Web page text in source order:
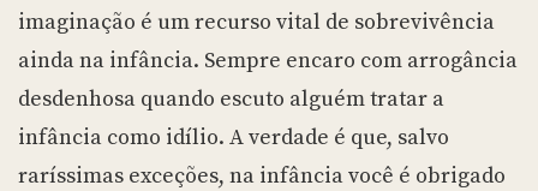
imaginação é um recurso vital de sobrevivência
ainda na infância. Sempre encaro com arrogância
desdenhosa quando escuto alguém tratar a
infância como idílio. A verdade é que, salvo
raríssimas exceções, na infância você é obrigado